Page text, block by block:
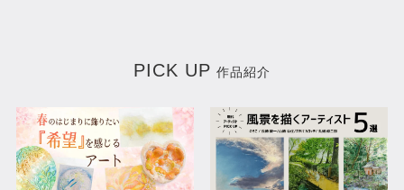
PICK UP 作品紹介